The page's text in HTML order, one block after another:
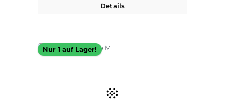
Details
Nur 1 auf Lager!